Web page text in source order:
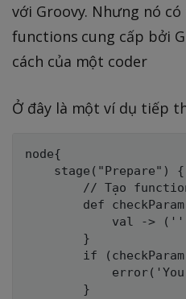
với Groovy. Nhưng nó
functions cung cấp bởi
cách của một coder
Ở đây là một ví dụ tiếp
node{
    stage("Prepare") {
// Tạo
def
val ->
        }
if
        }